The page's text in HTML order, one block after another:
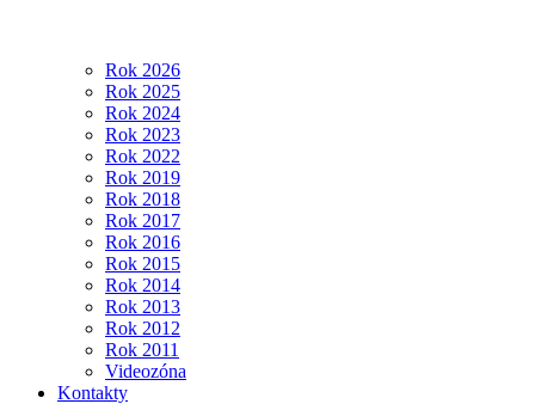
Rok 2026
Rok 2025
Rok 2024
Rok 2023
Rok 2022
Rok 2019
Rok 2018
Rok 2017
Rok 2016
Rok 2015
Rok 2014
Rok 2013
Rok 2012
Rok 2011
Videozóna
Kontakty